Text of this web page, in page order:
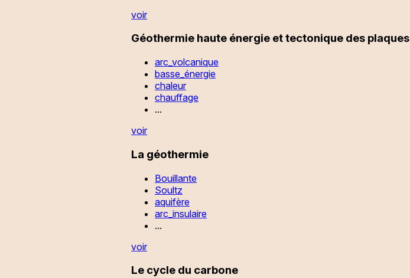
voir
Géothermie haute énergie et tectonique des plaques
arc_volcanique
basse_énergie
chaleur
chauffage
...
voir
La géothermie
Bouillante
Soultz
aquifère
arc_insulaire
...
voir
Le cycle du carbone